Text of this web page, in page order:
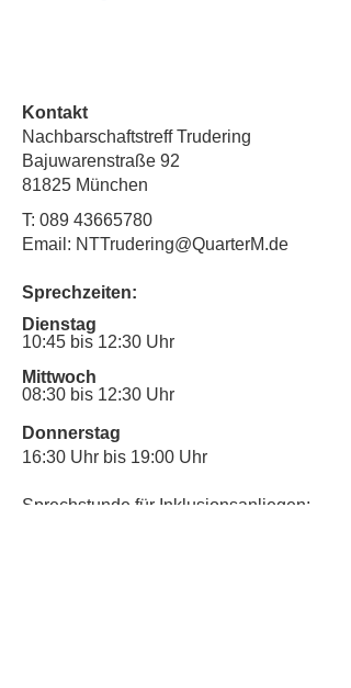
Kontakt
Nachbarschaftstreff Trudering
Bajuwarenstraße 92
81825 München
T: 089 43665780
Email: NTTrudering@QuarterM.de
Sprechzeiten:
Dienstag
10:45 bis 12:30 Uhr
Mittwoch
08:30 bis 12:30 Uhr
Donnerstag
16:30 Uhr bis 19:00 Uhr
Sprechstunde für Inklusionsanliegen: